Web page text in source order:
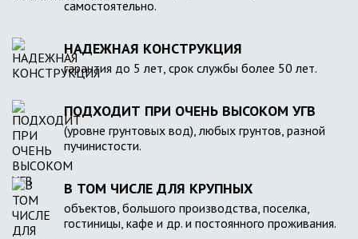
самостоятельно.
НАДЕЖНАЯ КОНСТРУКЦИЯ
гарантия до 5 лет, срок службы более 50 лет.
ПОДХОДИТ ПРИ ОЧЕНЬ ВЫСОКОМ УГВ
(уровне грунтовых вод), любых грунтов, разной
пучинистости.
В ТОМ ЧИСЛЕ ДЛЯ КРУПНЫХ
объектов, большого производства, поселка,
гостиницы, кафе и др. и постоянного проживания.